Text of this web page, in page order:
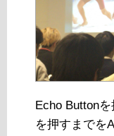
Echo Button
を押すまでを